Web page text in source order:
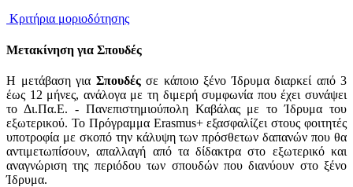
Κριτήρια μοριοδότησης
Μετακίνηση για Σπουδές
Η μετάβαση για Σπουδέςσε κάποιο ξένο Ίδρυμα διαρκεί από 3
έως 12 μήνες, ανάλογα με τη διμερή συμφωνία που έχει συνάψει
το Δι.Πα.Ε. - Πανεπιστημιούπολη Καβάλας με το Ίδρυμα του
εξωτερικού. Το Πρόγραμμα Erasmus+ εξασφαλίζει στους φοιτητές
υποτροφία με σκοπό την κάλυψη των πρόσθετων δαπανών που θα
αντιμετωπίσουν, απαλλαγή από τα δίδακτρα στο εξωτερικό και
αναγνώριση της περιόδου των σπουδών που διανύουν στο ξένο
Ίδρυμα.